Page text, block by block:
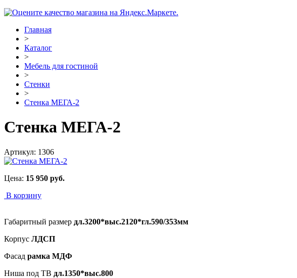
Главная
>
Каталог
>
Мебель для гостиной
>
Стенки
>
Стенка МЕГА-2
Стенка МЕГА-2
Артикул: 1306
Цена: 15 950 руб.
В корзину
Габаритный размер дл.3200*выс.2120*гл.590/353мм
Корпус ЛДСП
Фасад рамка МДФ
Ниша под ТВ дл.1350*выс.800